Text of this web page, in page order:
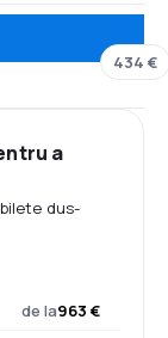
434 €
a
dus-
de la963 €